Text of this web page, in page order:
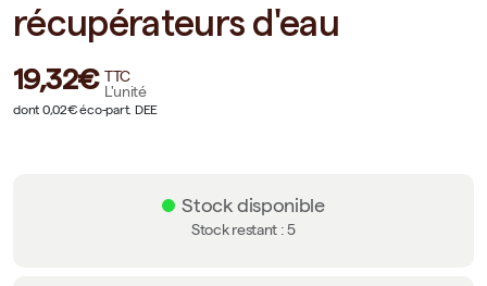
récupérateurs d'eau
19,32€ TTC
L'unité
dont 0,02€ éco-part. DEE
Stock disponible
Stock restant :5